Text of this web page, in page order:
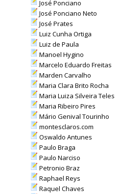
José Ponciano
José Ponciano Neto
José Prates
Luiz Cunha Ortiga
Luiz de Paula
Manoel Hygino
Marcelo Eduardo Freitas
Marden Carvalho
Maria Clara Brito Rocha
Maria Luiza Silveira Teles
Maria Ribeiro Pires
Mário Genival Tourinho
montesclaros.com
Oswaldo Antunes
Paulo Braga
Paulo Narciso
Petronio Braz
Raphael Reys
Raquel Chaves